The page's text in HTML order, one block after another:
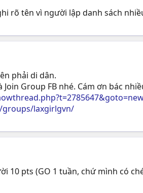
rõ tên vì người lập danh sách
phải di dân.
Group FB nhé. Cám ơn bác
laxgirlgvn/
10 pts (GO 1 tuần, chứ mình có